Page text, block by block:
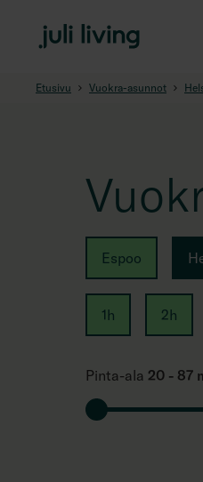
Etusivu Vuokra-asunnot
Espoo
1h 2h
Pinta-ala 20 - 87